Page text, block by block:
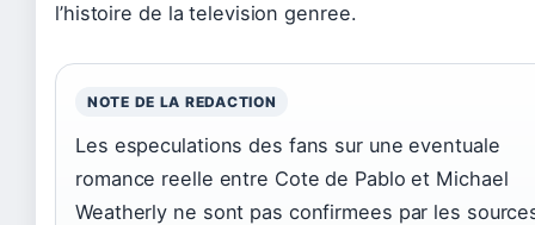
l’histoire de la television genree.
NOTE DE LA REDACTION
Les especulations des fans sur une eventuale
romance reelle entre Cote de Pablo et Michael
Weatherly ne sont pas confirmees par les